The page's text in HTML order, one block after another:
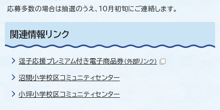
応募多数の場合は抽選のうえ、10月初旬にご連絡します。
関連情報リンク
逗子応援プレミアム付き電子商品券 （外部リンク）
沼間小学校区コミュニティセンター
小坪小学校区コミュニティセンター